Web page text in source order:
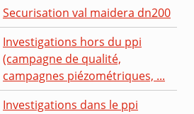
Securisation val maidera dn200
Investigations hors du ppi
(campagne de qualité,
campagnes piézométriques, ...
Investigations dans le ppi